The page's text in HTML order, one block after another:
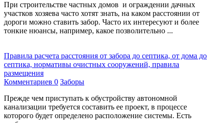
При строительстве частных домов и ограждении дачных
участков хозяева часто хотят знать, на каком расстоянии от
дороги можно ставить забор. Часто их интересуют и более
тонкие нюансы, например, какое позволительно ...
Правила расчета расстояния от забора до септика, от дома до
септика, нормативы очистных сооружений, правила
размещения
Комментариев 0 Заборы
Прежде чем приступать к обустройству автономной
канализации требуется составить ее проект, в процессе
которого будет определено расположение системы. Есть